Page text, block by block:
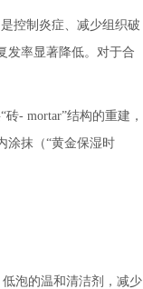
控制炎症、减少组织破
发率显著降低。对于合
- mortar”结构的重建，
涂抹（“黄金保湿时
泡的温和清洁剂，减少